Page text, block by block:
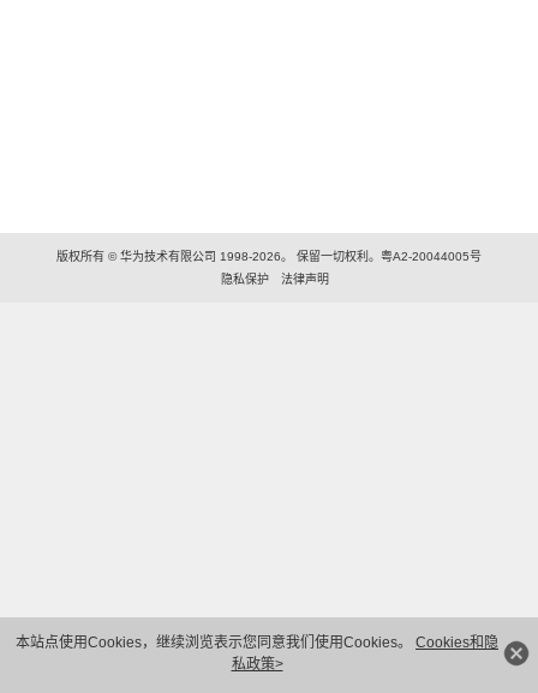
本站点使用Cookies，继续浏览表示您同意我们使用Cookies。 Cookies和隐
私政策>
版权所有 © 华为技术有限公司 1998-2026。 保留一切权利。粤A2-20044005号
隐私保护
法律声明